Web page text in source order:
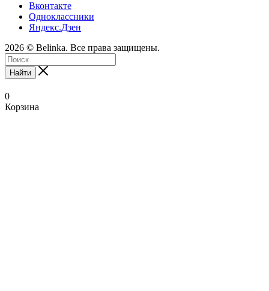
Вконтакте
Одноклассники
Яндекс.Дзен
2026 © Belinka. Все права защищены.
Найти
0
Корзина